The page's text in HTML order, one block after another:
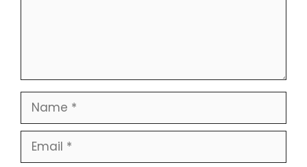
Name
Email